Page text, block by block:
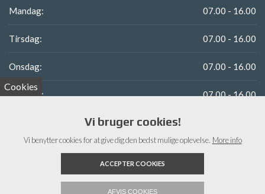
Mandag: 07.00 - 16.00
Tirsdag: 07.00 - 16.00
Onsdag: 07.00 - 16.00
Torsdag: 07.00 - 16.00
Cookies
Vi bruger cookies!
Vi benytter cookies for at give dig den bedst mulige oplevelse. More info
ACCEPTER COOKIES
AFVIS COOKIES